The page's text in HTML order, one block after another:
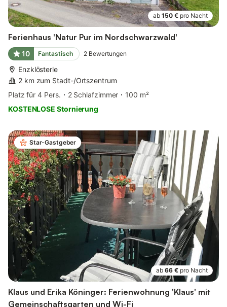
ab 150 € pro Nacht
Ferienhaus 'Natur Pur im Nordschwarzwald'
10 Fantastisch 2 Bewertungen
Enzklösterle
2 km zum Stadt-/Ortszentrum
Platz für 4 Pers.
2 Schlafzimmer
100 m²
KOSTENLOSE Stornierung
Star-Gastgeber
ab 66 € pro Nacht
Klaus und Erika Köninger: Ferienwohnung 'Klaus' mit
Gemeinschaftsgarten und Wi-Fi